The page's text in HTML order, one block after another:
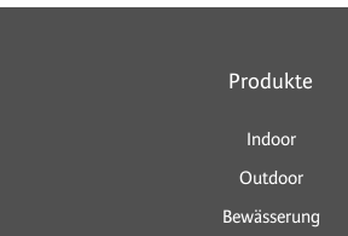
Produkte
Indoor
Outdoor
Bewässerung